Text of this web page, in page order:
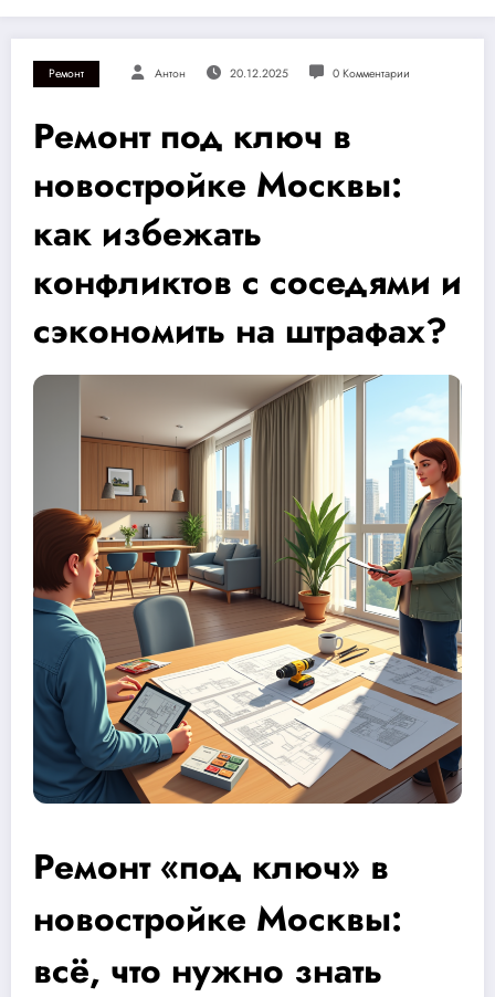
Ремонт Антон 20.12.2025 0 Комментарии
Ремонт под ключ в
новостройке Москвы:
как избежать
конфликтов с соседями и
сэкономить на штрафах?
Ремонт «под ключ» в
новостройке Москвы:
всё, что нужно знать